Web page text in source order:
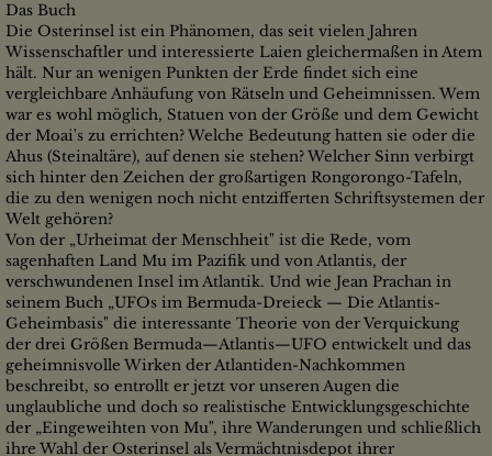
Das Buch
Die Osterinsel ist ein Phänomen, das seit vielen Jahren
Wissenschaftler und interessierte Laien gleichermaßen in Atem
hält. Nur an wenigen Punkten der Erde findet sich eine
vergleichbare Anhäufung von Rätseln und Geheimnissen. Wem
war es wohl möglich, Statuen von der Größe und dem Gewicht
der Moai's zu errichten? Welche Bedeutung hatten sie oder die
Ahus (Steinaltäre), auf denen sie stehen? Welcher Sinn verbirgt
sich hinter den Zeichen der großartigen Rongorongo-Tafeln,
die zu den wenigen noch nicht entzifferten Schriftsystemen der
Welt gehören?
Von der „Urheimat der Menschheit" ist die Rede, vom
sagenhaften Land Mu im Pazifik und von Atlantis, der
verschwundenen Insel im Atlantik. Und wie Jean Prachan in
seinem Buch „UFOs im Bermuda-Dreieck — Die Atlantis-
Geheimbasis" die interessante Theorie von der Verquickung
der drei Größen Bermuda—Atlantis—UFO entwickelt und das
geheimnisvolle Wirken der Atlantiden-Nachkommen
beschreibt, so entrollt er jetzt vor unseren Augen die
unglaubliche und doch so realistische Entwicklungsgeschichte
der „Eingeweihten von Mu", ihre Wanderungen und schließlich
ihre Wahl der Osterinsel als Vermächtnisdepot ihrer